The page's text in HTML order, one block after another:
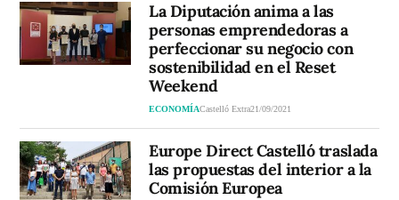
La Diputación anima a las
personas emprendedoras a
perfeccionar su negocio con
sostenibilidad en el Reset
Weekend
ECONOMÍACastelló Extra21/09/2021
Europe Direct Castelló traslada
las propuestas del interior a la
Comisión Europea